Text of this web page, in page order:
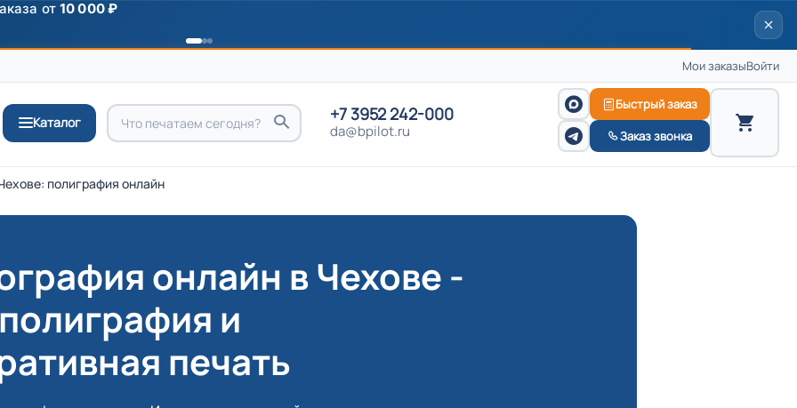
ПРИВЕТ
Мои заказыВойти
Каталог +7 3952 242-000
da@bpilot.ru
Быстрый заказ
Заказ звонка
полиграфия онлайн
онлайн в Чехове -
и
печать